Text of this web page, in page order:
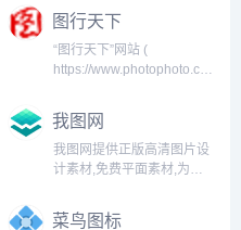
材等，是企业值得信赖的可
商用视频素材网站。潮点网
隶属于上海韩影网络科技有
限公司，成立于2019年7
图行天下
“图行天下”网站 (
https://www.photophoto.cn
图库资源及提供其他专业设
计资源服务的网站。在这里
用户可以自由上传自己的摄
影和设计作品。网站以摄...
我图网
我图网提供正版高清图片设
计素材,免费平面素材,为生
解决方案,包括背景墙/文化
菜鸟图标